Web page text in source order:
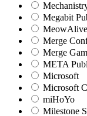
Megabit
MeowAlive
Merge
Merge
META
Microsoft
Microsoft
miHoYo
Milestone